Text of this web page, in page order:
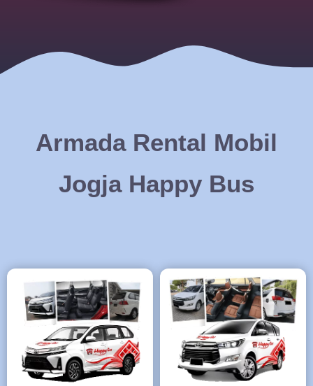
Armada Rental Mobil
Jogja Happy Bus